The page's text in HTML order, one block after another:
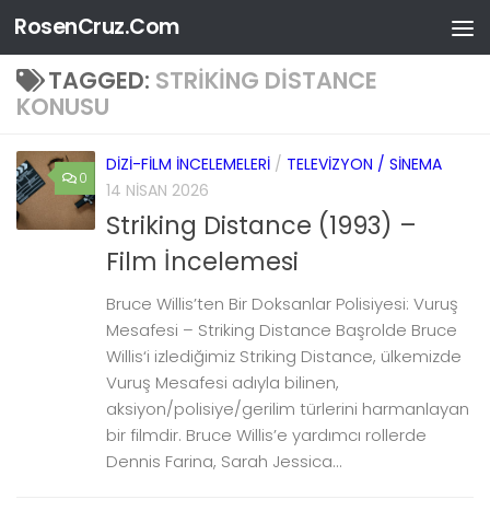
Skip to content
RosenCruz.Com
TAGGED: STRIKING DISTANCE
KONUSU
0
DIZI-FILM İNCELEMELERI / TELEVIZYON / SINEMA
14 NISAN 2026
Striking Distance (1993) –
Film İncelemesi
Bruce Willis’ten Bir Doksanlar Polisiyesi: Vuruş
Mesafesi – Striking Distance Başrolde Bruce
Willis‘i izlediğimiz Striking Distance, ülkemizde
Vuruş Mesafesi adıyla bilinen,
aksiyon/polisiye/gerilim türlerini harmanlayan
bir filmdir. Bruce Willis’e yardımcı rollerde
Dennis Farina, Sarah Jessica...